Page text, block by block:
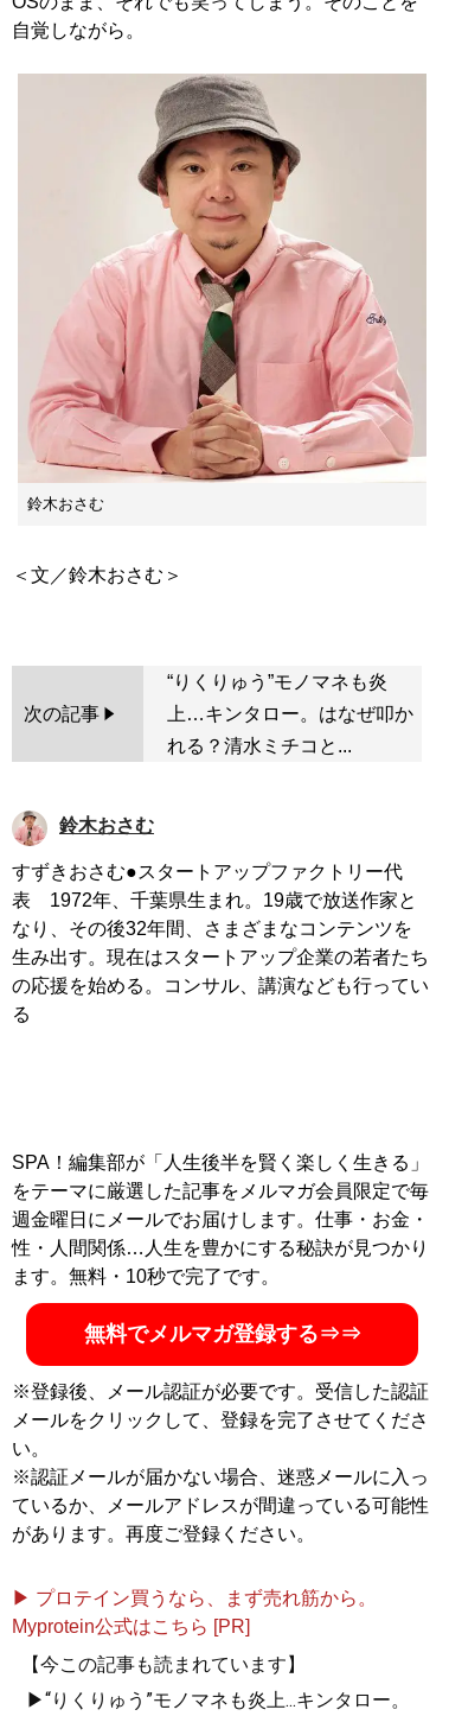
自覚しながら。
鈴木おさむ
＜文／鈴木おさむ＞
次の記事
“りくりゅう”モノマネも炎
上…キンタロー。はなぜ叩か
れる？清水ミチコと...
鈴木おさむ
すずきおさむ●スタートアップファクトリー代
表 1972年、千葉県生まれ。19歳で放送作家と
なり、その後32年間、さまざまなコンテンツを
生み出す。現在はスタートアップ企業の若者たち
の応援を始める。コンサル、講演なども行ってい
る
SPA！編集部が「人生後半を賢く楽しく生きる」
をテーマに厳選した記事をメルマガ会員限定で毎
週金曜日にメールでお届けします。仕事・お金・
性・人間関係…人生を豊かにする秘訣が見つかり
ます。無料・10秒で完了です。
無料でメルマガ登録する⇒⇒
※登録後、メール認証が必要です。受信した認証
メールをクリックして、登録を完了させてくださ
い。
※認証メールが届かない場合、迷惑メールに入っ
ているか、メールアドレスが間違っている可能性
があります。再度ご登録ください。
▶ プロテイン買うなら、まず売れ筋から。
Myprotein公式はこちら [PR]
【今この記事も読まれています】
▶“りくりゅう”モノマネも炎上...キンタロー。